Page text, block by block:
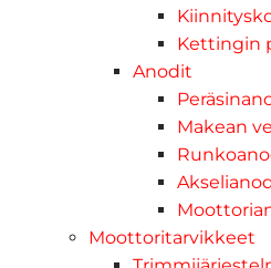
Kettingin
Anodit
Makean
Moottoritarvikkeet